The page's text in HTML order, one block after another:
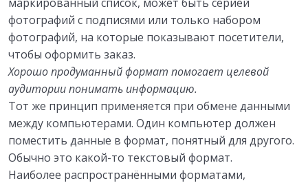
фотографий с подписями или только набором
фотографий, на которые показывают посетители,
чтобы оформить заказ.
Хорошо продуманный формат помогает целевой
аудитории понимать информацию.
Тот же принцип применяется при обмене данными
между компьютерами. Один компьютер должен
поместить данные в формат, понятный для другого.
Обычно это какой-то текстовый формат.
Наиболее распространёнными форматами,